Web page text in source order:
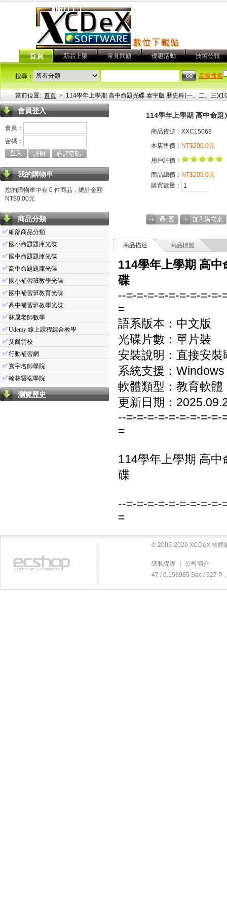
首頁 新品上架 常見問題 優惠活動 技術公報
搜尋： 高級搜索
當前位置: 首頁 > 114學年上學期 高中命題光碟 泰宇版 歷史科(一、二、三
會員登入
會員：
密碼：
我的購物車
您的購物車中有 0 件商品，總計金額
NT$0.00元
商品分類
✅細部商品分類
✅ 國小命題題庫光碟
✅ 國中命題題庫光碟
✅高中命題題庫光碟
✅ 國小補習班教學光碟
✅ 國中補習班教育光碟
✅高中補習班教學光碟
✅林晟老師數學
✅Udemy 線上課程綜合教學
✅艾爾雲校
✅行動補習網
✅寰宇名師學院
✅翰林雲端學院
瀏覽歷史
114學年上學期 高中命
商品貨號：XXC15068
本店售價： NT$200.0元
用戶評價：
商品總價： NT$200.0元
購買數量：
商品描述 商品標籤
114學年上學期 高
碟
--=-=-=-=-=-=-=-=-=-
=
語系版本：中文版
光碟片數：單片裝
安裝說明：直接安裝
系統支援：
軟體類型：教育軟體
更新日期：
--=-=-=-=-=-=-=-=-=-
=
114學年上學期 高
碟
--=-=-=-=-=-=-=-=-=-
=
© 2005-2026 XCDeX 軟體
隱私保護
公司簡介
47 / 0.156985 Sec / 927 P